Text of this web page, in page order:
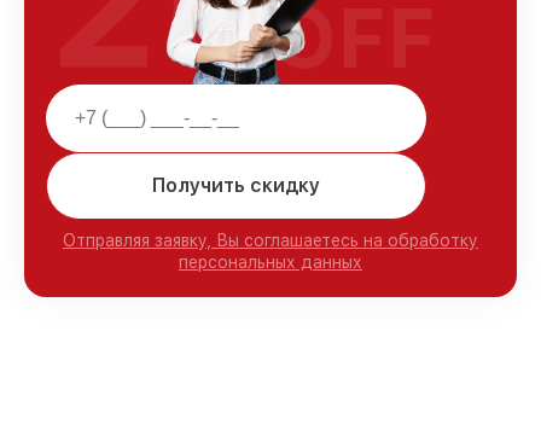
Получить скидку
Отправляя заявку, Вы соглашаетесь на обработку
персональных данных
OFF